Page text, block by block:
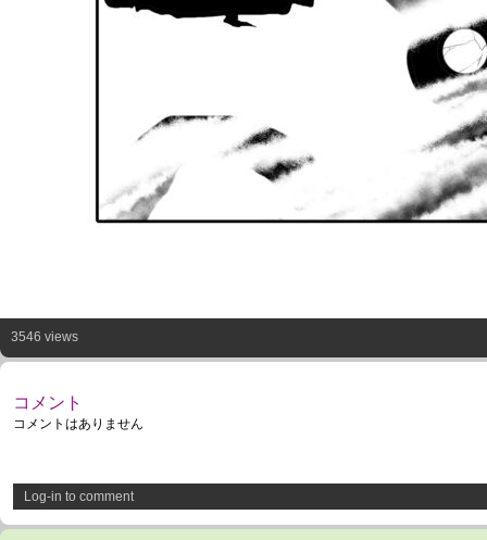
3546 views
コメント
コメントはありません
Log-in to comment